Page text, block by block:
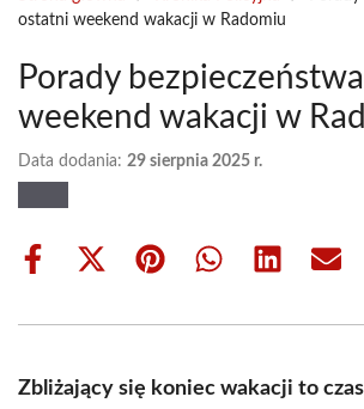
ostatni weekend wakacji w Radomiu
Porady
weekend wakacji w
Data dodania: 29 sierpnia 2025 r.
Share
Share
(Twitter)
Share Share Share Share
Zbliżający się koniec wakacji to